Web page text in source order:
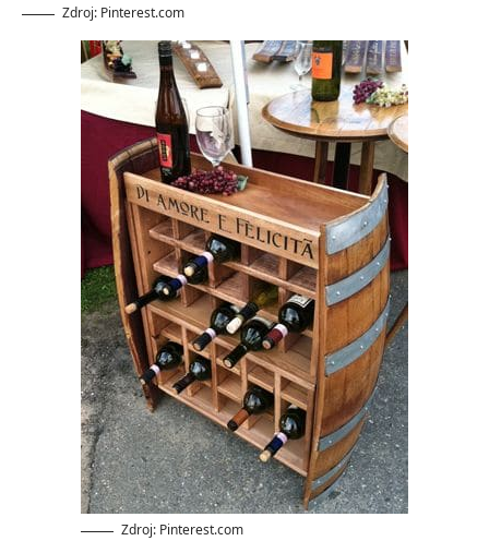
Zdroj: Pinterest.com
Zdroj: Pinterest.com